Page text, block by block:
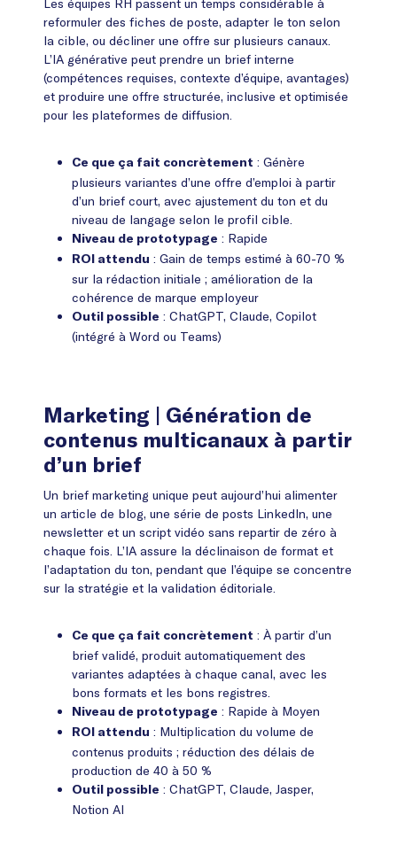
Les équipes RH passent un temps considérable à
reformuler des fiches de poste, adapter le ton selon
la cible, ou décliner une offre sur plusieurs canaux.
L’IA générative peut prendre un brief interne
(compétences requises, contexte d’équipe, avantages)
et produire une offre structurée, inclusive et optimisée
pour les plateformes de diffusion.
Ce que ça fait concrètement : Génère
plusieurs variantes d’une offre d’emploi à partir
d’un brief court, avec ajustement du ton et du
niveau de langage selon le profil cible.
Niveau de prototypage : Rapide
ROI attendu : Gain de temps estimé à 60-70 %
sur la rédaction initiale ; amélioration de la
cohérence de marque employeur
Outil possible : ChatGPT, Claude, Copilot
(intégré à Word ou Teams)
Marketing | Génération de
contenus multicanaux à partir
d’un brief
Un brief marketing unique peut aujourd’hui alimenter
un article de blog, une série de posts LinkedIn, une
newsletter et un script vidéo sans repartir de zéro à
chaque fois. L’IA assure la déclinaison de format et
l’adaptation du ton, pendant que l’équipe se concentre
sur la stratégie et la validation éditoriale.
Ce que ça fait concrètement : À partir d’un
brief validé, produit automatiquement des
variantes adaptées à chaque canal, avec les
bons formats et les bons registres.
Niveau de prototypage : Rapide à Moyen
ROI attendu : Multiplication du volume de
contenus produits ; réduction des délais de
production de 40 à 50 %
Outil possible : ChatGPT, Claude, Jasper,
Notion AI